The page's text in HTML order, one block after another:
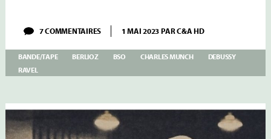
7 COMMENTAIRES SUR
MUNCH
–
BERLIOZ
BSO
1965
1 MAI 2023 PARC&A HD
BANDE/TAPE BERLIOZ BSO CHARLES MUNCH
DEBUSSY
RAVEL